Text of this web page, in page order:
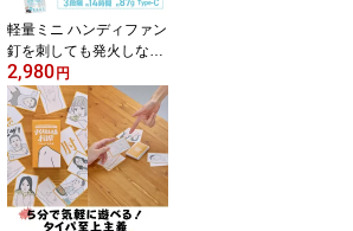
コ好き ブロック
軽量ミニ ハンディファン
釘を刺しても発火しない
「準個体電池」使用 超軽
量 約87g 小型でパワフ
ル、小さいバッグにも入
ります 風量調節 3段階
最小風量使用時間 約14
時間 サイズW70×D38×H
150mm 充電用ケーブル
(USB A to C)が付属 エア
2,980円